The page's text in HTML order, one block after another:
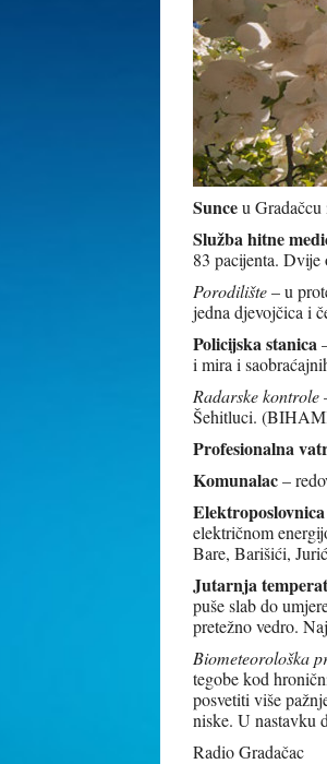
Sunceu Gradačcu
Služba hitne
83 pacijenta. Dvije
Porodilište– u
jedna djevojčica i
Policijska stanica
i mira i
Radarske kontrole
Šehitluci.
Profesionalna
Komunalac–
Elektroposlovnica
električnom
Bare, Barišići,
Jutarnja
puše slab do
pretežno vedro.
Biometeorološka
tegobe kod
posvetiti više
niske. U nastavku
Radio Gradačac